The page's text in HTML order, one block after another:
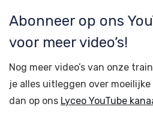
Abonneer op ons
voor meer video’s!
Nog meer video’s van onze
je alles uitleggen over
dan op ons Lyceo YouTube